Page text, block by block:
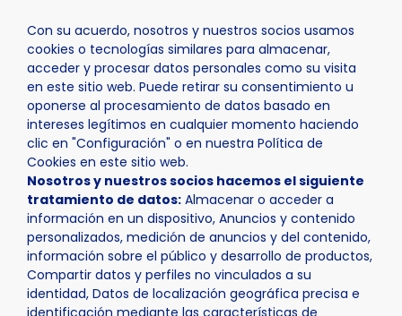
Con su acuerdo, nosotros y nuestros socios usamos
cookies o tecnologías similares para almacenar,
acceder y procesar datos personales como su visita
en este sitio web. Puede retirar su consentimiento u
oponerse al procesamiento de datos basado en
intereses legítimos en cualquier momento haciendo
clic en "Configuración" o en nuestra Política de
Cookies en este sitio web.
Nosotros y nuestros socios hacemos el siguiente
tratamiento de datos: Almacenar o acceder a
información en un dispositivo, Anuncios y contenido
personalizados, medición de anuncios y del contenido,
información sobre el público y desarrollo de productos,
Compartir datos y perfiles no vinculados a su
identidad, Datos de localización geográfica precisa e
identificación mediante las características de
Inicio Actualidad Noticias Noticia - Abiertas